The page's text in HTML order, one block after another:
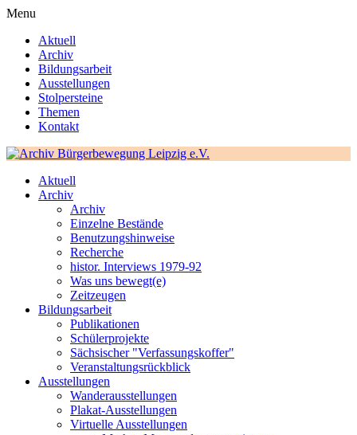
Menu
Aktuell
Archiv
Bildungsarbeit
Ausstellungen
Stolpersteine
Themen
Kontakt
Aktuell
Archiv
Archiv
Einzelne Bestände
Benutzungshinweise
Recherche
histor. Interviews 1979-92
Was uns bewegt(e)
Zeitzeugen
Bildungsarbeit
Publikationen
Schülerprojekte
Sächsischer "Verfassungskoffer"
Veranstaltungsrückblick
Ausstellungen
Wanderausstellungen
Plakat-Ausstellungen
Virtuelle Ausstellungen